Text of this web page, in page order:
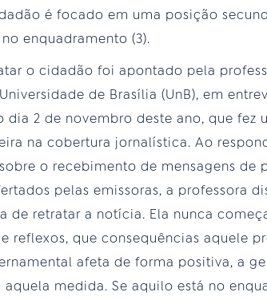
é focado em uma posição
enquadramento (3).
o cidadão foi apontado pela
de Brasília (UnB), em
dia 2 de novembro deste ano, que fez
na cobertura jornalística. Ao
o recebimento de mensagens de
pelas emissoras, a professora
de retratar a notícia. Ela nunca
reflexos, que consequências aquele
afeta de forma positiva, a
medida. Se aquilo está no